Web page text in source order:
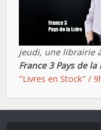
jeudi, une librairie
France 3 Pays de la
"Livres en Stock" /